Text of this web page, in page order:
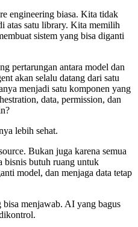
engineering biasa. Kita tidak
atas satu library. Kita memilih
sistem yang bisa diganti
pertarungan antara model dan
akan selalu datang dari satu
menjadi satu komponen yang
data, permission, dan
lebih sehat.
Bukan juga karena semua
bisnis butuh ruang untuk
model, dan menjaga data tetap
menjawab. AI yang bagus